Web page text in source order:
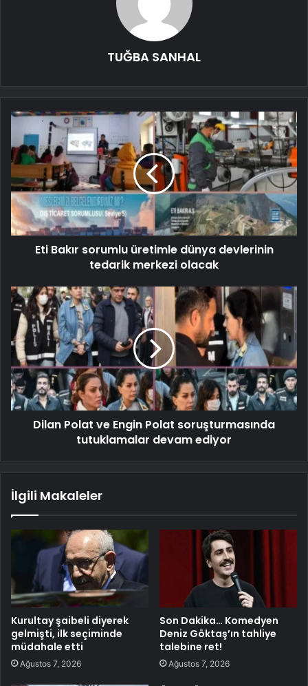
TUĞBA SANHAL
Eti Bakır sorumlu üretimle dünya devlerinin
tedarik merkezi olacak
Dilan Polat ve Engin Polat soruşturmasında
tutuklamalar devam ediyor
İlgili Makaleler
Kurultay şaibeli diyerek
gelmişti, ilk seçiminde
müdahale etti
Ağustos 7, 2026
Son Dakika… Komedyen
Deniz Göktaş’ın tahliye
talebine ret!
Ağustos 7, 2026